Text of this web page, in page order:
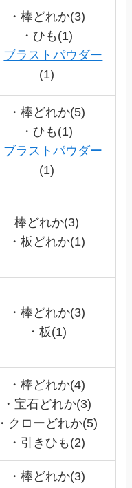
・棒どれか(3)
・ひも(1)
ブラストパウダー
(1)
・棒どれか(5)
・ひも(1)
ブラストパウダー
(1)
棒どれか(3)
・板どれか(1)
・棒どれか(3)
・板(1)
・棒どれか(4)
・宝石どれか(3)
・クローどれか(5)
・引きひも(2)
・棒どれか(3)